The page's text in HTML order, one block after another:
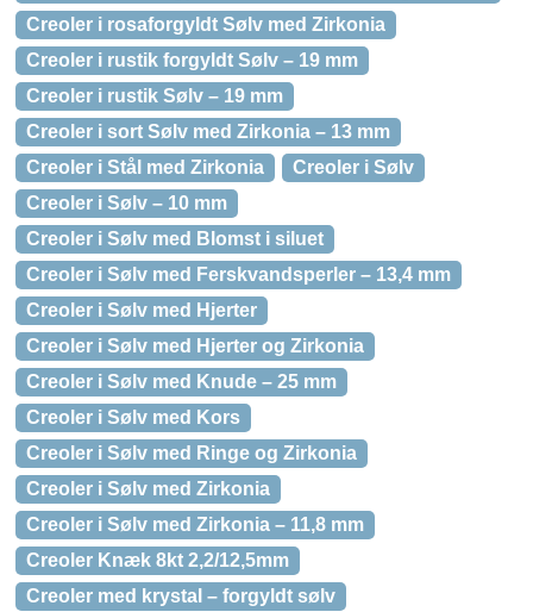
Creoler i rosaforgyldt Sølv med Zirkonia
Creoler i rustik forgyldt Sølv – 19 mm
Creoler i rustik Sølv – 19 mm
Creoler i sort Sølv med Zirkonia – 13 mm
Creoler i Stål med Zirkonia
Creoler i Sølv
Creoler i Sølv – 10 mm
Creoler i Sølv med Blomst i siluet
Creoler i Sølv med Ferskvandsperler – 13,4 mm
Creoler i Sølv med Hjerter
Creoler i Sølv med Hjerter og Zirkonia
Creoler i Sølv med Knude – 25 mm
Creoler i Sølv med Kors
Creoler i Sølv med Ringe og Zirkonia
Creoler i Sølv med Zirkonia
Creoler i Sølv med Zirkonia – 11,8 mm
Creoler Knæk 8kt 2,2/12,5mm
Creoler med krystal – forgyldt sølv